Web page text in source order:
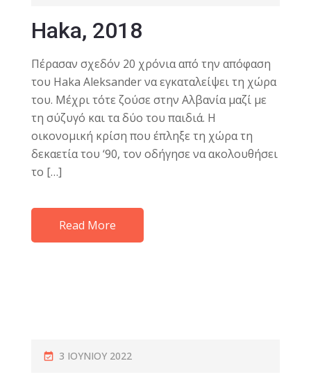
Haka, 2018
Πέρασαν σχεδόν 20 χρόνια από την απόφαση
του Haka Aleksander να εγκαταλείψει τη χώρα
του. Μέχρι τότε ζούσε στην Αλβανία μαζί με
τη σύζυγό και τα δύο του παιδιά. Η
οικονομική κρίση που έπληξε τη χώρα τη
δεκαετία του ‘90, τον οδήγησε να ακολουθήσει
το […]
Read More
3 ΙΟΥΝΊΟΥ 2022